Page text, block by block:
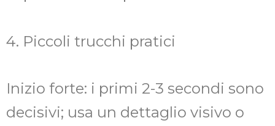
4. Piccoli trucchi pratici
Inizio forte: i primi 2-3 secondi sono
decisivi; usa un dettaglio visivo o